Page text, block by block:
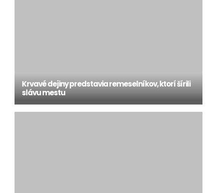
Krvavé dejiny predstavia remeselníkov, ktorí šírili
slávu mestu